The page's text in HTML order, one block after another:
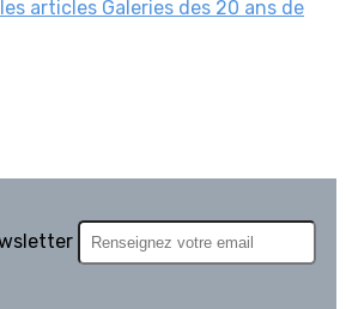
articles Galeries des 20 ans de